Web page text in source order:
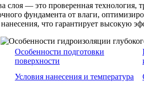
слоя — это проверенная
фундамента от влаги,
что гарантирует высокую
Особенности подготовки
поверхности
Условия нанесения и температура